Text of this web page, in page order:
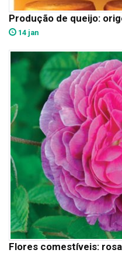
Produção de queijo:
14 jan
Flores comestíveis: